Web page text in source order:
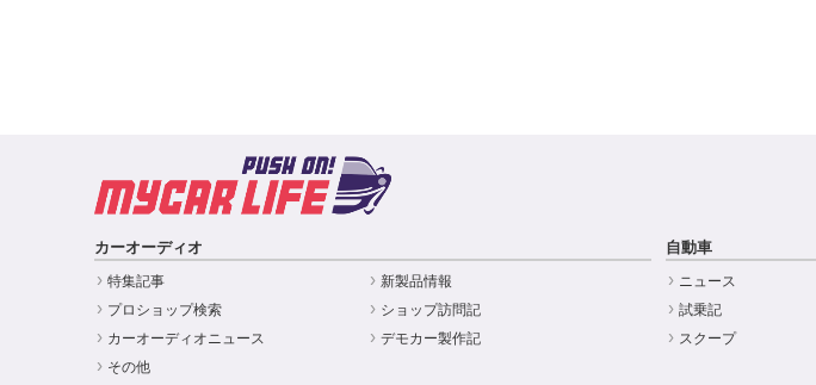
カーオーディオ
特集記事
新製品情報
プロショップ検索
ショップ訪問記
カーオーディオニュース
デモカー製作記
その他
自動車
ニュース
試乗記
スクープ